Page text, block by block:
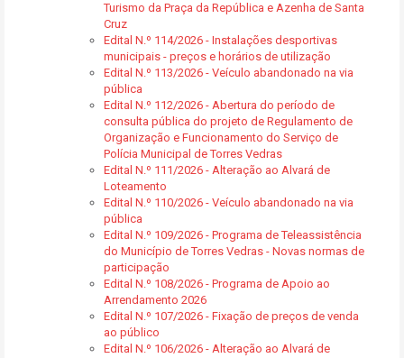
Turismo da Praça da República e Azenha de Santa
Cruz
Edital N.º 114/2026 - Instalações desportivas
municipais - preços e horários de utilização
Edital N.º 113/2026 - Veículo abandonado na via
pública
Edital N.º 112/2026 - Abertura do período de
consulta pública do projeto de Regulamento de
Organização e Funcionamento do Serviço de
Polícia Municipal de Torres Vedras
Edital N.º 111/2026 - Alteração ao Alvará de
Loteamento
Edital N.º 110/2026 - Veículo abandonado na via
pública
Edital N.º 109/2026 - Programa de Teleassistência
do Município de Torres Vedras - Novas normas de
participação
Edital N.º 108/2026 - Programa de Apoio ao
Arrendamento 2026
Edital N.º 107/2026 - Fixação de preços de venda
ao público
Edital N.º 106/2026 - Alteração ao Alvará de